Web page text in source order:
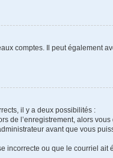
comptes. Il peut également
il y a deux possibilités :
de l’enregistrement, alors
avant que vous
ou que le courriel